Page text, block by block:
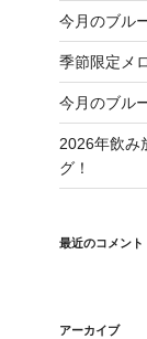
今月のブル
季節限定メ
今月のブル
2026年飲み
グ！
最近のコメント
アーカイブ